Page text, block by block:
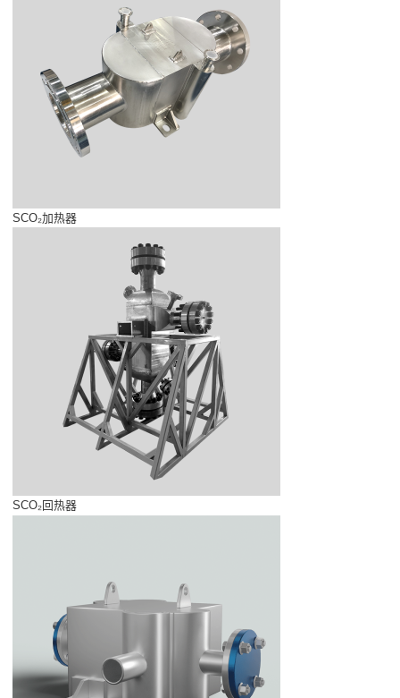
SCO₂加热器
SCO₂回热器